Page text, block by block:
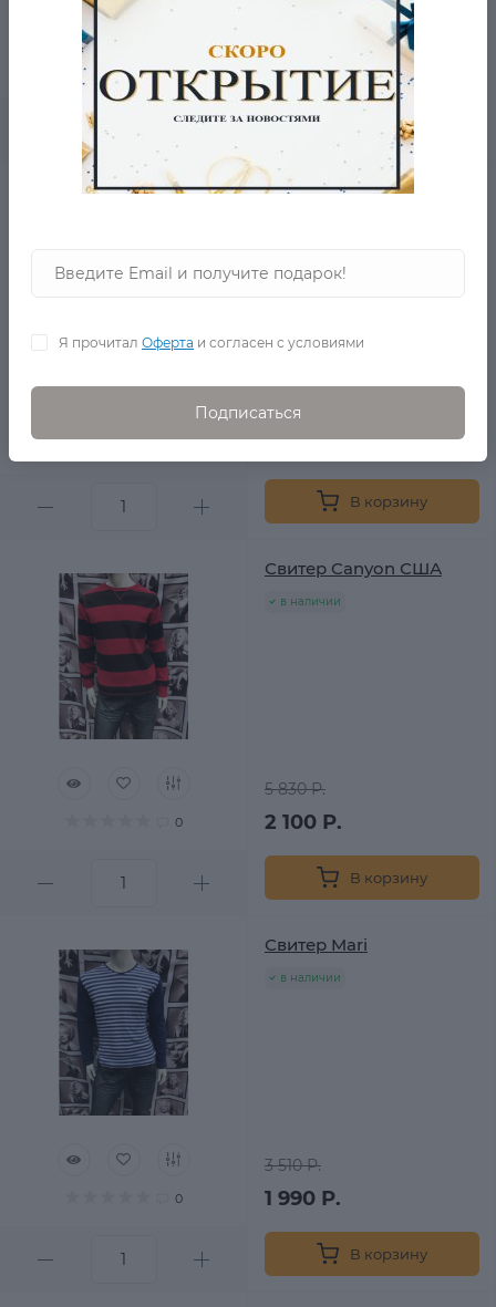
0 4 110 Р.
В корзину
Кофта Olip США
5 600 Р.
1 860 Р.
В корзину
0
Свитер Canyon США
в наличии
5 830 Р.
2 100 Р.
В корзину
0
Свитер Mari
в наличии
3 510 Р.
1 990 Р.
В корзину
Я прочитал Оферта и согласен с условиями
Подписаться